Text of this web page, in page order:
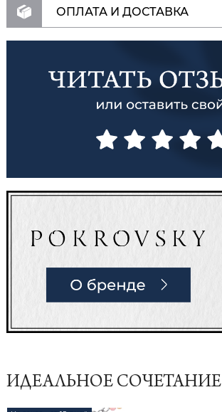
ОПЛАТА И ДОСТАВКА
ИДЕАЛЬНОЕ СОЧЕТАНИЕ